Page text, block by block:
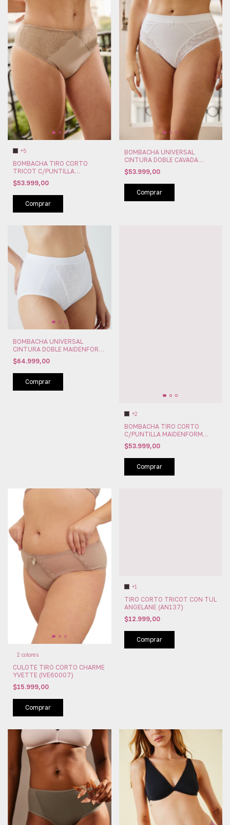
+5
BOMBACHA TIRO CORTO
TRICOT C/PUNTILLA
MAIDENFORM (MAI004)
$53.999,00
Comprar
BOMBACHA UNIVERSAL
CINTURA DOBLE CAVADA
MAIDENFORM (MAI003)
$53.999,00
Comprar
BOMBACHA UNIVERSAL
CINTURA DOBLE MAIDENFORM
(MAI002)
$64.999,00
Comprar
+2
BOMBACHA TIRO CORTO
C/PUNTILLA MAIDENFORM
(MAI001)
$53.999,00
Comprar
2 colores
CULOTE TIRO CORTO CHARME
YVETTE (IVE60007)
$15.999,00
Comprar
+1
TIRO CORTO TRICOT CON TUL
ANGELANE (AN137)
$12.999,00
Comprar